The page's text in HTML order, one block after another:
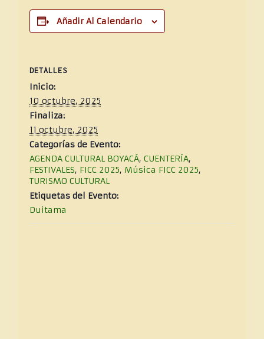
Añadir Al Calendario
DETALLES
Inicio:
10 octubre, 2025
Finaliza:
11 octubre, 2025
Categorías de Evento:
AGENDA CULTURAL BOYACÁ, CUENTERÍA,
FESTIVALES, FICC 2025, Música FICC 2025,
TURISMO CULTURAL
Etiquetas del Evento:
Duitama